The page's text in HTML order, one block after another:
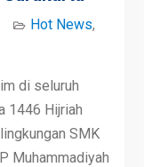
Hot News,
di seluruh
1446 Hijriah
SMK
Muhammadiyah